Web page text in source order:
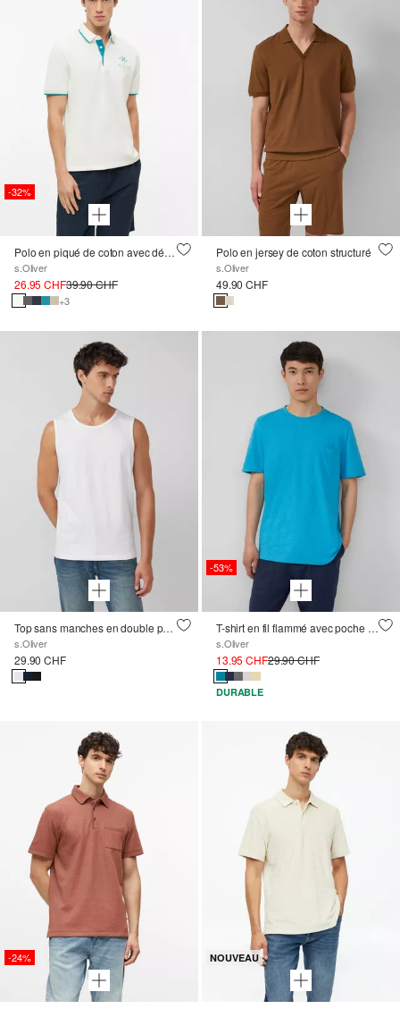
-32%
Polo en piqué de coton avec détails contrastés
s.Oliver
26.95 CHF39.90 CHF
+3
Polo en jersey de coton structuré
s.Oliver
49.90 CHF
Top sans manches en double paquet
s.Oliver
29.90 CHF
-53%
T-shirt en fil flammé avec poche poitrine et bords bruts
s.Oliver
13.95 CHF29.90 CHF
DURABLE
-24% NOUVEAU